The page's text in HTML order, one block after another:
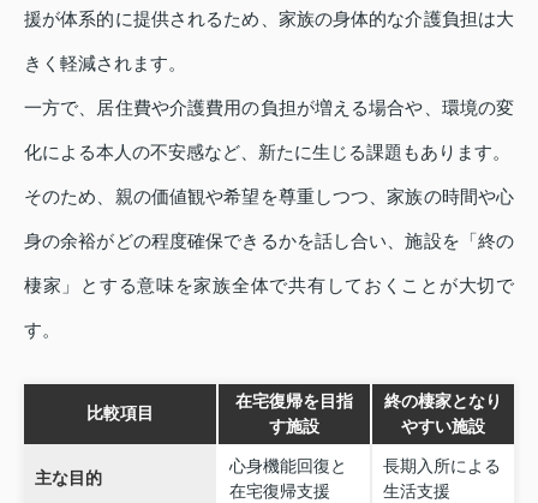
援が体系的に提供されるため、家族の身体的な介護負担は大
きく軽減されます。
一方で、居住費や介護費用の負担が増える場合や、環境の変
化による本人の不安感など、新たに生じる課題もあります。
そのため、親の価値観や希望を尊重しつつ、家族の時間や心
身の余裕がどの程度確保できるかを話し合い、施設を「終の
棲家」とする意味を家族全体で共有しておくことが大切で
す。
比較項目
在宅復帰を目指
す施設
終の棲家となり
やすい施設
主な目的
心身機能回復と
在宅復帰支援
長期入所による
生活支援